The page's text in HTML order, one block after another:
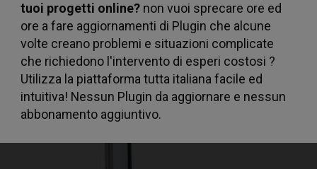
tuoi progetti online? non vuoi sprecare ore ed
ore a fare aggiornamenti di Plugin che alcune
volte creano problemi e situazioni complicate
che richiedono l'intervento di esperi costosi ?
Utilizza la piattaforma tutta italiana facile ed
intuitiva! Nessun Plugin da aggiornare e nessun
abbonamento aggiuntivo.